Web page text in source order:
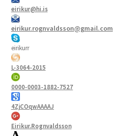
eirikur@hi.is
eirikur.rognvaldsson@gmail.com
eirikurr
L-3064-2015
0000-0003-1882-7527
4ZjCOqwAAAAJ
Eirikur.Rognvaldsson